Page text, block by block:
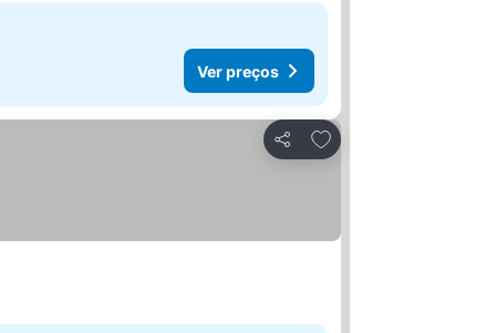
Ver preços
Partilhar
Adicionar aos favoritos